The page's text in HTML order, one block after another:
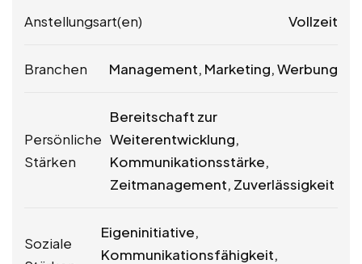
Anstellungsart(en) Vollzeit
Branchen Management, Marketing, Werbung
Persönliche
Stärken
Bereitschaft zur
Weiterentwicklung,
Kommunikationsstärke,
Zeitmanagement, Zuverlässigkeit
Soziale
Eigeninitiative,
Kommunikationsfähigkeit,